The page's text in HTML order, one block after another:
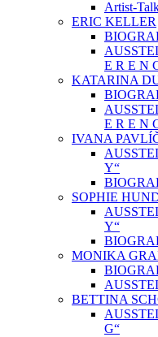
Artist-
ERIC KELLER
E R E N
KATARINA
E R E N
IVANA
Y“
SOPHIE
Y“
MONIKA
BETTINA
G“